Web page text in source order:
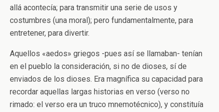
allá acontecía; para transmitir una serie de usos y
costumbres (una moral); pero fundamentalmente, para
entretener, para divertir.
Aquellos «aedos» griegos -pues así se llamaban- tenían
en el pueblo la consideración, si no de dioses, sí de
enviados de los dioses. Era magnífica su capacidad para
recordar aquellas largas historias en verso (verso no
rimado: el verso era un truco mnemotécnico), y constituía